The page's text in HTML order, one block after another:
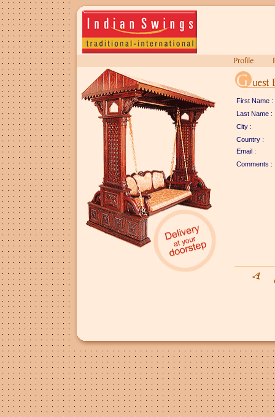
First Name :
Last Name :
City :
Country :
Email :
Comments :